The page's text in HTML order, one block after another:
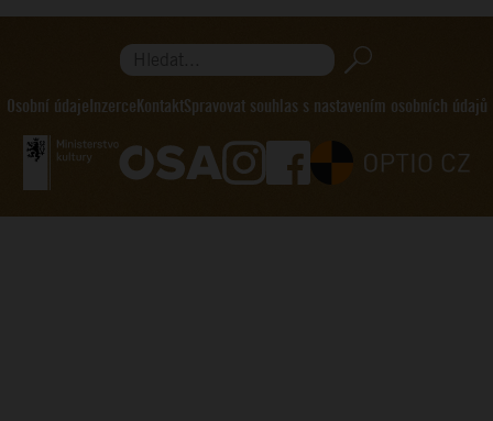
Hledat...
Osobní údaje Inzerce KontaktSpravovat souhlas s nastavením osobních údajů